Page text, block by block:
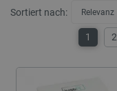
Sortiert nach: Relevanz
1 2